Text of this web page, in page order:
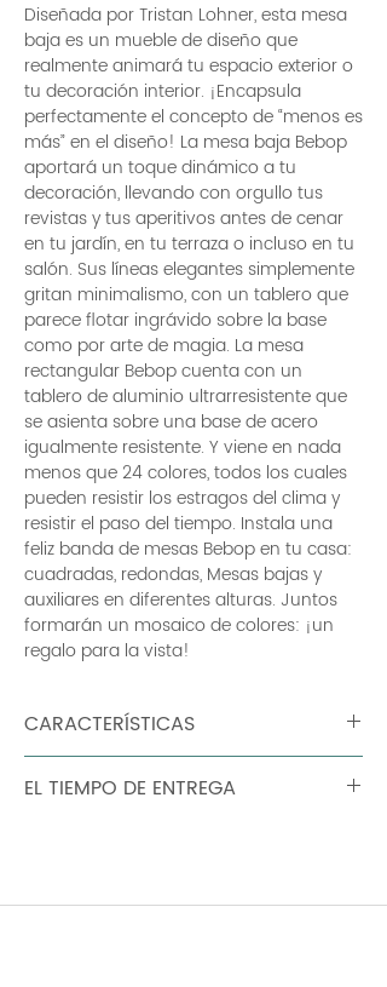
Diseñada por Tristan Lohner, esta mesa
baja es un mueble de diseño que
realmente animará tu espacio exterior o
tu decoración interior. ¡Encapsula
perfectamente el concepto de “menos es
más” en el diseño! La mesa baja Bebop
aportará un toque dinámico a tu
decoración, llevando con orgullo tus
revistas y tus aperitivos antes de cenar
en tu jardín, en tu terraza o incluso en tu
salón. Sus líneas elegantes simplemente
gritan minimalismo, con un tablero que
parece flotar ingrávido sobre la base
como por arte de magia. La mesa
rectangular Bebop cuenta con un
tablero de aluminio ultrarresistente que
se asienta sobre una base de acero
igualmente resistente. Y viene en nada
menos que 24 colores, todos los cuales
pueden resistir los estragos del clima y
resistir el paso del tiempo. Instala una
feliz banda de mesas Bebop en tu casa:
cuadradas, redondas, Mesas bajas y
auxiliares en diferentes alturas. Juntos
formarán un mosaico de colores: ¡un
regalo para la vista!
CARACTERÍSTICAS
aluminio Base de chapa de acero
EL TIEMPO DE ENTREGA